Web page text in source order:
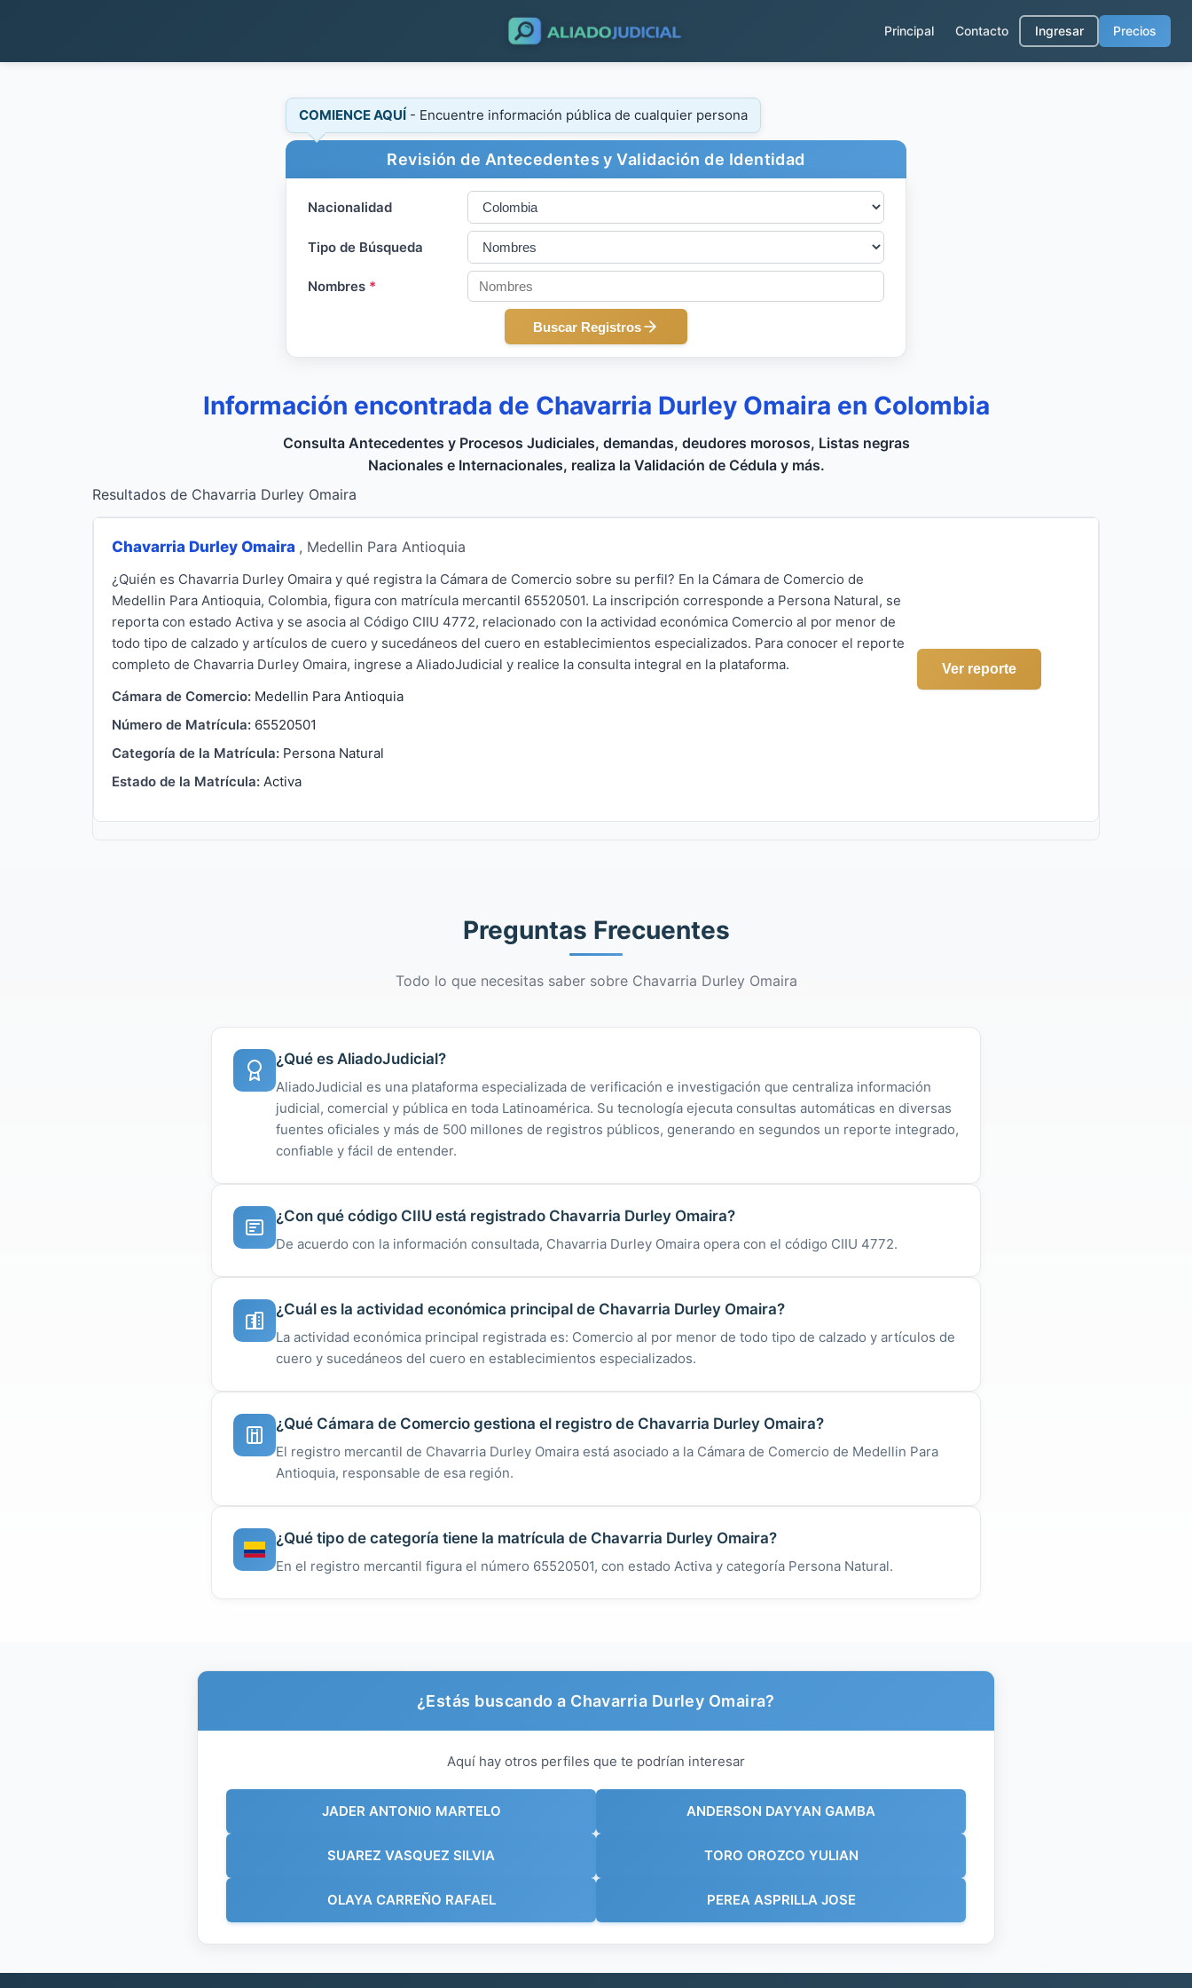
Principal Contacto Ingresar Precios
COMIENCE AQUÍ - Encuentre información pública de cualquier persona
Revisión de Antecedentes y Validación de Identidad
Nacionalidad
Tipo de Búsqueda
Nombres *
Buscar Registros
Información encontrada de Chavarria Durley Omaira en Colombia
Consulta Antecedentes y Procesos Judiciales, demandas, deudores morosos, Listas negras
Nacionales e Internacionales, realiza la Validación de Cédula y más.
Resultados de Chavarria Durley Omaira
Chavarria Durley Omaira , Medellin Para Antioquia
¿Quién es Chavarria Durley Omaira y qué registra la Cámara de Comercio sobre su perfil? En la Cámara de Comercio de
Medellin Para Antioquia, Colombia, figura con matrícula mercantil 65520501. La inscripción corresponde a Persona Natural, se
reporta con estado Activa y se asocia al Código CIIU 4772, relacionado con la actividad económica Comercio al por menor de
todo tipo de calzado y artículos de cuero y sucedáneos del cuero en establecimientos especializados. Para conocer el reporte
completo de Chavarria Durley Omaira, ingrese a AliadoJudicial y realice la consulta integral en la plataforma.
Cámara de Comercio: Medellin Para Antioquia
Número de Matrícula: 65520501
Categoría de la Matrícula: Persona Natural
Estado de la Matrícula: Activa
Ver reporte
Preguntas Frecuentes
Todo lo que necesitas saber sobre Chavarria Durley Omaira
¿Qué es AliadoJudicial?
AliadoJudicial es una plataforma especializada de verificación e investigación que centraliza información
judicial, comercial y pública en toda Latinoamérica. Su tecnología ejecuta consultas automáticas en diversas
fuentes oficiales y más de 500 millones de registros públicos, generando en segundos un reporte integrado,
confiable y fácil de entender.
¿Con qué código CIIU está registrado Chavarria Durley Omaira?
De acuerdo con la información consultada, Chavarria Durley Omaira opera con el código CIIU 4772.
¿Cuál es la actividad económica principal de Chavarria Durley Omaira?
La actividad económica principal registrada es: Comercio al por menor de todo tipo de calzado y artículos de
cuero y sucedáneos del cuero en establecimientos especializados.
¿Qué Cámara de Comercio gestiona el registro de Chavarria Durley Omaira?
El registro mercantil de Chavarria Durley Omaira está asociado a la Cámara de Comercio de Medellin Para
Antioquia, responsable de esa región.
¿Qué tipo de categoría tiene la matrícula de Chavarria Durley Omaira?
En el registro mercantil figura el número 65520501, con estado Activa y categoría Persona Natural.
¿Estás buscando a Chavarria Durley Omaira?
Aquí hay otros perfiles que te podrían interesar
JADER ANTONIO MARTELO
SUAREZ VASQUEZ SILVIA
OLAYA CARREÑO RAFAEL
ANDERSON DAYYAN GAMBA
TORO OROZCO YULIAN
PEREA ASPRILLA JOSE